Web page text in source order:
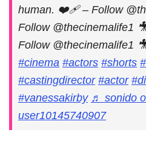
human. ❤️‍🩹 – Follow
Follow @thecinemalife1
Follow @thecinemalife1
#cinema #actors #shorts
#castingdirector #actor
#vanessakirby ♬ sonido
user10145740907